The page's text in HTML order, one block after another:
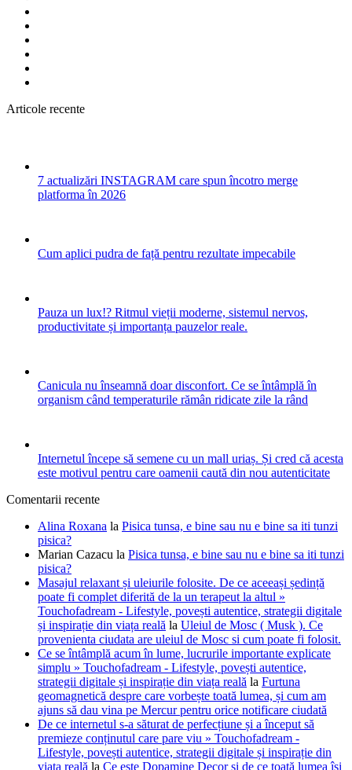
Articole recente
7 actualizări INSTAGRAM care spun încotro merge
platforma în 2026
Cum aplici pudra de față pentru rezultate impecabile
Pauza un lux!? Ritmul vieții moderne, sistemul nervos,
productivitate și importanța pauzelor reale.
Canicula nu înseamnă doar disconfort. Ce se întâmplă în
organism când temperaturile rămân ridicate zile la rând
Internetul începe să semene cu un mall uriaș. Și cred că acesta
este motivul pentru care oamenii caută din nou autenticitate
Comentarii recente
Alina Roxana la Pisica tunsa, e bine sau nu e bine sa iti tunzi
pisica?
Marian Cazacu la Pisica tunsa, e bine sau nu e bine sa iti tunzi
pisica?
Masajul relaxant și uleiurile folosite. De ce aceeași ședință
poate fi complet diferită de la un terapeut la altul »
Touchofadream - Lifestyle, povești autentice, strategii digitale
și inspirație din viața reală la Uleiul de Mosc ( Musk ). Ce
provenienta ciudata are uleiul de Mosc si cum poate fi folosit.
Ce se întâmplă acum în lume, lucrurile importante explicate
simplu » Touchofadream - Lifestyle, povești autentice,
strategii digitale și inspirație din viața reală la Furtuna
geomagnetică despre care vorbește toată lumea, și cum am
ajuns să dau vina pe Mercur pentru orice notificare ciudată
De ce internetul s-a săturat de perfecțiune și a început să
premieze conținutul care pare viu » Touchofadream -
Lifestyle, povești autentice, strategii digitale și inspirație din
viața reală la Ce este Dopamine Decor și de ce toată lumea își